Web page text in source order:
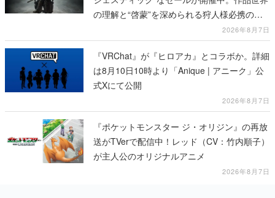
の理解と“啓蒙”を深められる狩人様必携の一
2026年8月7日
『VRChat』が『ヒロアカ』とコラボか。詳細
は8月10日10時より「Anique | アニーク」公
式Xにて公開
2026年8月7日
『ポケットモンスター ジ・オリジン』の再放
送がTVerで配信中！レッド（CV：竹内順子）
が主人公のオリジナルアニメ
2026年8月7日